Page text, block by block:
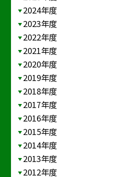
2024年度
2023年度
2022年度
2021年度
2020年度
2019年度
2018年度
2017年度
2016年度
2015年度
2014年度
2013年度
2012年度